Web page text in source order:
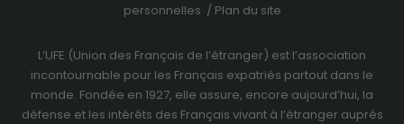
personnelles / Plan du site
L’UFE (Union des Français de l’étranger) est l’association
incontournable pour les Français expatriés partout dans le
monde. Fondée en 1927, elle assure, encore aujourd’hui, la
défense et les intérêts des Français vivant à l’étranger auprès